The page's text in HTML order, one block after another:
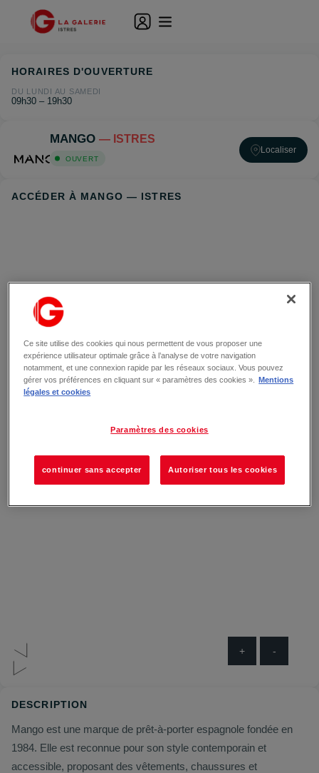
MANGO — ISTRES
OUVERT
Localiser
ACCÉDER À MANGO — ISTRES
+ -
HORAIRES D'OUVERTURE
DU LUNDI AU SAMEDI
09h30 – 19h30
DESCRIPTION
Mango est une marque de prêt-à-porter espagnole fondée en
1984. Elle est reconnue pour son style contemporain et
accessible, proposant des vêtements, chaussures et
Ce site utilise des cookies qui nous permettent de vous proposer une
expérience utilisateur optimale grâce à l’analyse de votre navigation
notamment, et une connexion rapide par les réseaux sociaux. Vous pouvez
gérer vos préférences en cliquant sur « paramètres des cookies ».
Mentions
légales et cookies
Paramètres des cookies
continuer sans accepter Autoriser tous les cookies